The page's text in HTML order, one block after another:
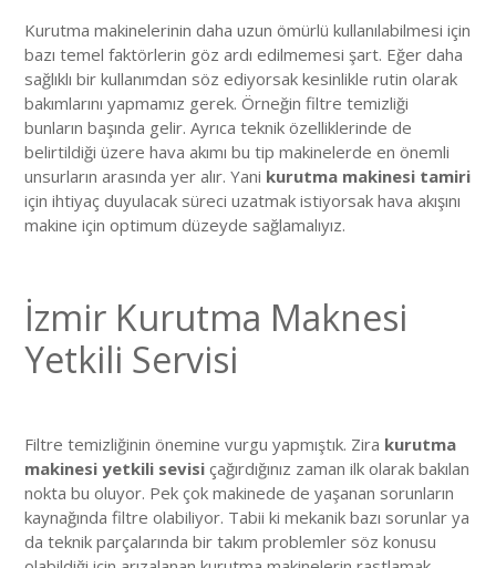
Kurutma makinelerinin daha uzun ömürlü kullanılabilmesi için
bazı temel faktörlerin göz ardı edilmemesi şart. Eğer daha
sağlıklı bir kullanımdan söz ediyorsak kesinlikle rutin olarak
bakımlarını yapmamız gerek. Örneğin filtre temizliği
bunların başında gelir. Ayrıca teknik özelliklerinde de
belirtildiği üzere hava akımı bu tip makinelerde en önemli
unsurların arasında yer alır. Yani kurutma makinesi tamiri
için ihtiyaç duyulacak süreci uzatmak istiyorsak hava akışını
makine için optimum düzeyde sağlamalıyız.
İzmir Kurutma Maknesi
Yetkili Servisi
Filtre temizliğinin önemine vurgu yapmıştık. Zira kurutma
makinesi yetkili sevisi çağırdığınız zaman ilk olarak bakılan
nokta bu oluyor. Pek çok makinede de yaşanan sorunların
kaynağında filtre olabiliyor. Tabii ki mekanik bazı sorunlar ya
da teknik parçalarında bir takım problemler söz konusu